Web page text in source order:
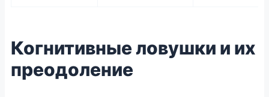
Когнитивные ловушки и их
преодоление